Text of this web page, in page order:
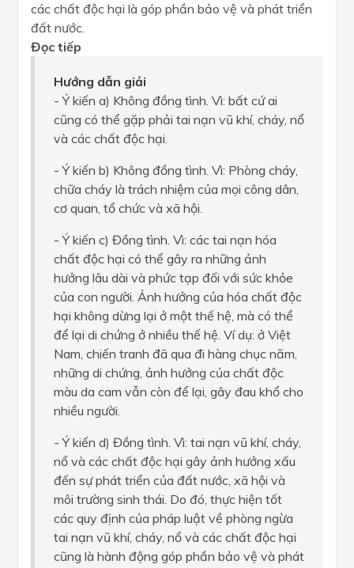
các chất độc hại là góp phần bảo vệ và phát triển
đất nước.
Đọc tiếp
Hướng dẫn giải
- Ý kiến a) Không đồng tình. Vì: bất cứ ai
cũng có thể gặp phải tai nạn vũ khí, cháy, nổ
và các chất độc hại.
- Ý kiến b) Không đồng tình. Vì: Phòng cháy,
chữa cháy là trách nhiệm của mọi công dân,
cơ quan, tổ chức và xã hội.
- Ý kiến c) Đồng tình. Vì: các tai nạn hóa
chất độc hại có thể gây ra những ảnh
hưởng lâu dài và phức tạp đối với sức khỏe
của con người. Ảnh hưởng của hóa chất độc
hại không dừng lại ở một thế hệ, mà có thể
để lại di chứng ở nhiều thế hệ. Ví dụ: ở Việt
Nam, chiến tranh đã qua đi hàng chục năm,
những di chứng, ảnh hưởng của chất độc
màu da cam vẫn còn để lại, gây đau khổ cho
nhiều người.
- Ý kiến d) Đồng tình. Vì: tai nạn vũ khí, cháy,
nổ và các chất độc hại gây ảnh hưởng xấu
đến sự phát triển của đất nước, xã hội và
môi trường sinh thái. Do đó, thực hiện tốt
các quy định của pháp luật về phòng ngừa
tai nạn vũ khí, cháy, nổ và các chất độc hại
cũng là hành động góp phần bảo vệ và phát